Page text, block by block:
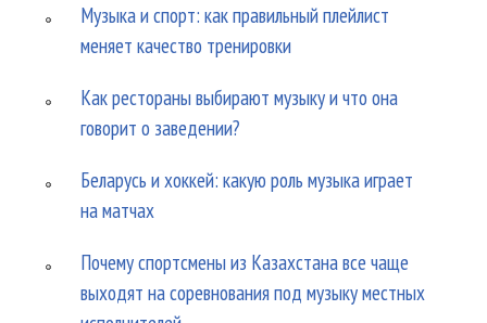
Музыка и спорт: как правильный плейлист
меняет качество тренировки
Как рестораны выбирают музыку и что она
говорит о заведении?
Беларусь и хоккей: какую роль музыка играет
на матчах
Почему спортсмены из Казахстана все чаще
выходят на соревнования под музыку местных